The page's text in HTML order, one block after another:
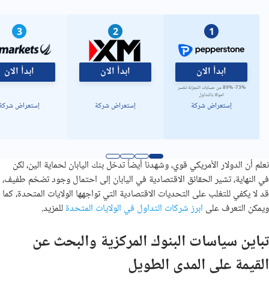
1
ابدأ الان
73%- 89% من حسابات التجزئة تخسر
اموالا بالتداول
إستعراض شركة
2
ابدأ الان
إستعراض شركة
3
ابدأ الان
إستعراض
نعلم أن الدولار الأمريكي قوي، وشهدنا أيضاً تدخل بنك اليابان لحماية الين، لكن
في النهاية، تشير الحقائق الاقتصادية في اليابان إلى احتمال وجود تضخم طفيف،
قد لا يكفي للتغلب على التحديات الاقتصادية التي تواجهها الولايات المتحدة، كما
ويمكن التعرف على ابرز شركات التداول في الولايات المتحدةللمزيد.
تباين سياسات البنوك المركزية والبحث عن
القيمة على المدى الطويل